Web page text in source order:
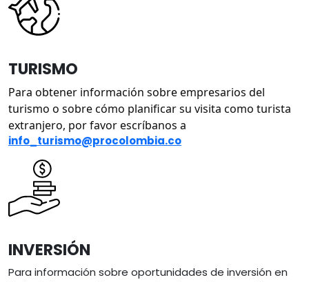
TURISMO
Para obtener información sobre empresarios del
turismo o sobre cómo planificar su visita como turista
extranjero, por favor escríbanos a
info_turismo@procolombia.co
Image
INVERSIÓN
Para información sobre oportunidades de inversión en